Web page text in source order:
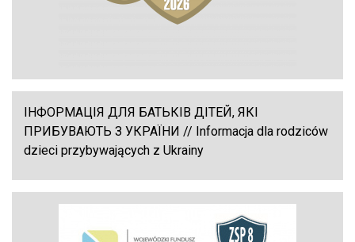
ІНФОРМАЦІЯ ДЛЯ БАТЬКІВ ДІТЕЙ, ЯКІ
ПРИБУВАЮТЬ З УКРАЇНИ // Informacja dla rodziców
dzieci przybywających z Ukrainy